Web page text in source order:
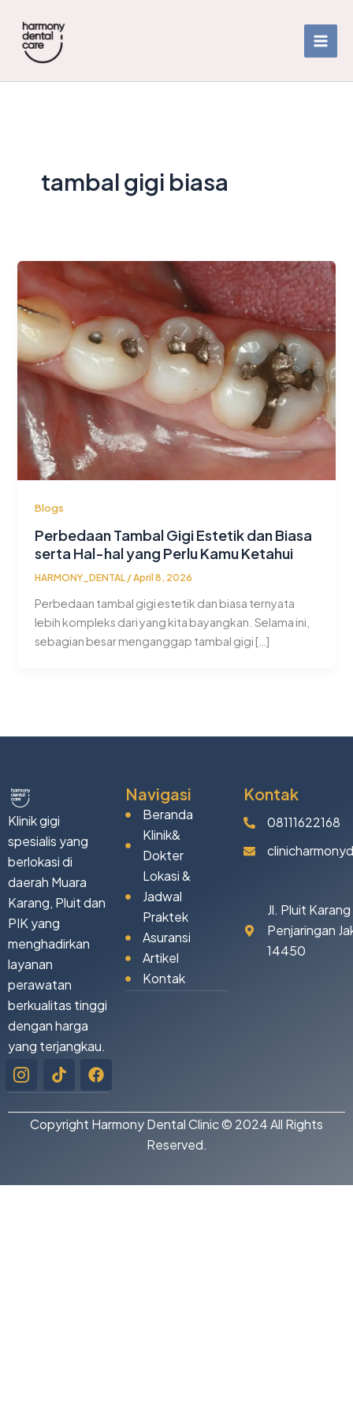
content
tambal gigi biasa
Blogs
Perbedaan Tambal Gigi Estetik dan Biasa
serta Hal-hal yang Perlu Kamu Ketahui
HARMONY_DENTAL /April 8, 2026
Perbedaan tambal gigi estetik dan biasa ternyata
lebih kompleks dari yang kita bayangkan. Selama ini,
sebagian besar menganggap tambal gigi […]
Klinik gigi
spesialis yang
berlokasi di
daerah Muara
Karang, Pluit dan
PIK yang
menghadirkan
layanan
perawatan
berkualitas tinggi
dengan harga
yang terjangkau.
Icon-
instagram-
1
TiktokFacebook
Navigasi
Beranda
Klinik&
Dokter
Lokasi &
Jadwal
Praktek
Asuransi
Artikel
Kontak
Kontak
08111622168
Jl. Pluit
Penjaringan
14450
Copyright Harmony Dental Clinic © 2024 All Rights
Reserved.